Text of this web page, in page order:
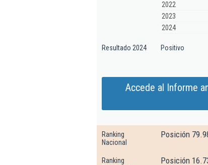
2022
2023
2024
Resultado 2024 Positivo
Accede al Informe
Ranking
Nacional
Posición
Ranking
Posición